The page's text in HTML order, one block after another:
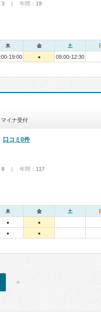
3 | 年間： 19
木 金 土
19:00 ● 09:00-12:30
マイナ受付
口コミ0件
8 | 年間： 117
木 金 土
● ●
● ●
»